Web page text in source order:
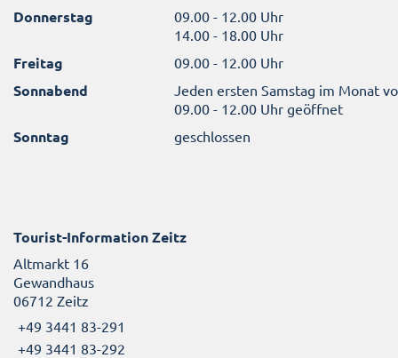
Donnerstag
09.00 - 12.00 Uhr
14.00 - 18.00 Uhr
Freitag 09.00 - 12.00 Uhr
Sonnabend
Jeden ersten Samstag im Monat
09.00 - 12.00 Uhr geöffnet
Sonntag geschlossen
Tourist-Information Zeitz
Altmarkt 16
Gewandhaus
06712 Zeitz
+49 3441 83-291
+49 3441 83-292